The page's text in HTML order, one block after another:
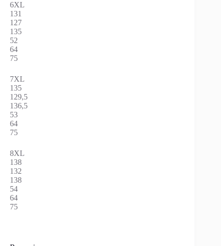
6XL
131
127
135
52
64
75
7XL
135
129,5
136,5
53
64
75
8XL
138
132
138
54
64
75